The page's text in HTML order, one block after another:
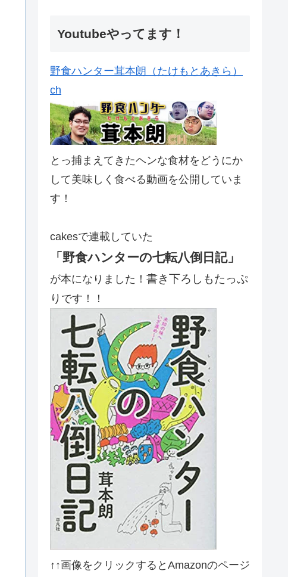
Youtubeやってます！
野食ハンター茸本朗（たけもとあきら）
ch
とっ捕まえてきたヘンな食材をどうにか
して美味しく食べる動画を公開していま
す！
cakesで連載していた
「野食ハンターの七転八倒日記」
が本になりました！ 書き下ろしもたっぷ
り です！！
↑↑画像をクリックするとAmazonのページ